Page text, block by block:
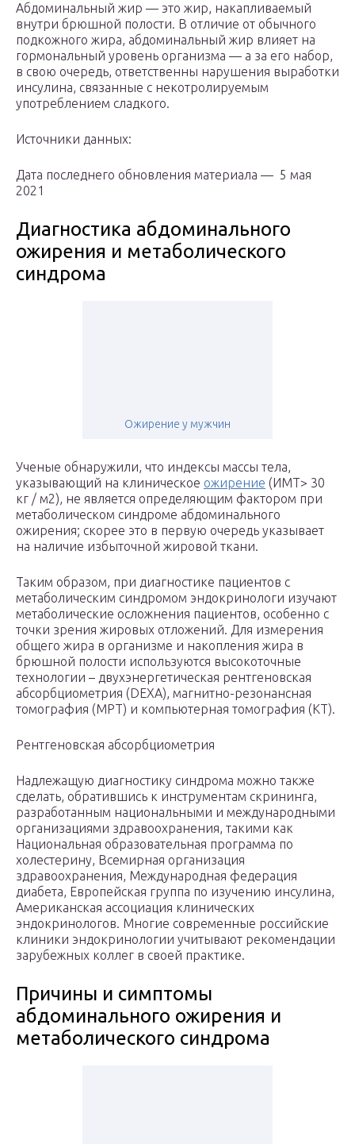
Абдоминальный жир — это жир, накапливаемый
внутри брюшной полости. В отличие от обычного
подкожного жира, абдоминальный жир влияет на
гормональный уровень организма — а за его набор,
в свою очередь, ответственны нарушения выработки
инсулина, связанные с некотролируемым
употреблением сладкого.
Источники данных:
Дата последнего обновления материала — 5 мая
2021
Диагностика абдоминального
ожирения и метаболического
синдрома
Ожирение у мужчин
Ученые обнаружили, что индексы массы тела,
указывающий на клиническое ожирение (ИМТ> 30
кг / м2), не является определяющим фактором при
метаболическом синдроме абдоминального
ожирения; скорее это в первую очередь указывает
на наличие избыточной жировой ткани.
Таким образом, при диагностике пациентов с
метаболическим синдромом эндокринологи изучают
метаболические осложнения пациентов, особенно с
точки зрения жировых отложений. Для измерения
общего жира в организме и накопления жира в
брюшной полости используются высокоточные
технологии – двухэнергетическая рентгеновская
абсорбциометрия (DEXA), магнитно-резонансная
томография (МРТ) и компьютерная томография (КТ).
Рентгеновская абсорбциометрия
Надлежащую диагностику синдрома можно также
сделать, обратившись к инструментам скрининга,
разработанным национальными и международными
организациями здравоохранения, такими как
Национальная образовательная программа по
холестерину, Всемирная организация
здравоохранения, Международная федерация
диабета, Европейская группа по изучению инсулина,
Американская ассоциация клинических
эндокринологов. Многие современные российские
клиники эндокринологии учитывают рекомендации
зарубежных коллег в своей практике.
Причины и симптомы
абдоминального ожирения и
метаболического синдрома